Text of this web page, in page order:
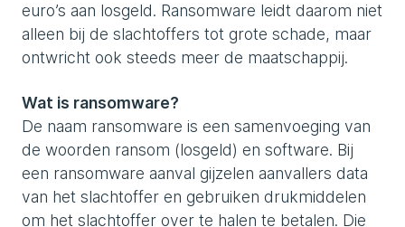
euro’s aan losgeld. Ransomware leidt daarom niet
alleen bij de slachtoffers tot grote schade, maar
ontwricht ook steeds meer de maatschappij.
Wat is ransomware?
De naam ransomware is een samenvoeging van
de woorden ransom (losgeld) en software. Bij
een ransomware aanval gijzelen aanvallers data
van het slachtoffer en gebruiken drukmiddelen
om het slachtoffer over te halen te betalen. Die